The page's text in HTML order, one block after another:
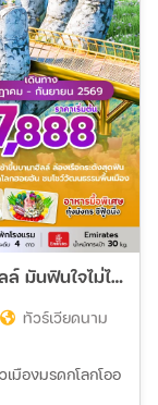
ทัวร์เวียดนาม ซุปตาร์…บินหรูเที่ยวบานาฮิลล์ มันฟินใจไม่ไหวว บินค่ำ-กลับดึก 4วัน 3คืน (EK)
ทัวร์เวียดนาม
มืองมรดกโลกโออ